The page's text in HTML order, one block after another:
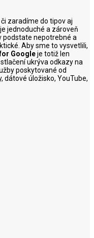
zaradíme do tipov aj
jednoduché a zároveň
podstate nepotrebné a
Aby sme to vysvetlili,
Googleje totiž len
ukrýva odkazy na
poskytované od
dátové úložisko, YouTube,